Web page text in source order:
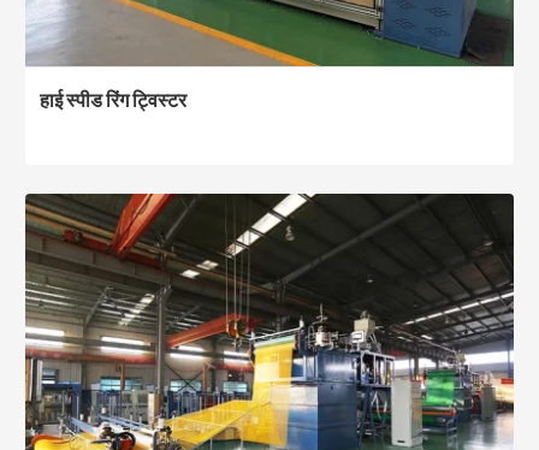
हाई स्पीड रिंग ट्विस्टर